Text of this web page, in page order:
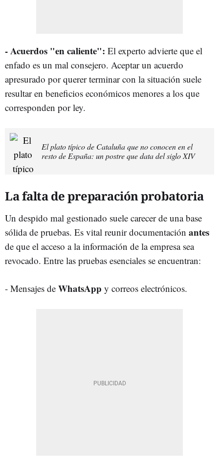
- Acuerdos "en caliente": El experto advierte que el
enfado es un mal consejero. Aceptar un acuerdo
apresurado por querer terminar con la situación suele
resultar en beneficios económicos menores a los que
corresponden por ley.
El plato típico de Cataluña que no conocen en el
resto de España: un postre que data del siglo XIV
La falta de preparación probatoria
Un despido mal gestionado suele carecer de una base
sólida de pruebas. Es vital reunir documentación antes
de que el acceso a la información de la empresa sea
revocado. Entre las pruebas esenciales se encuentran:
- Mensajes de WhatsApp y correos electrónicos.